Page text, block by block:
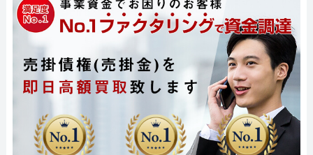
お電話で
お問合せ
査定依頼
052-414-4107
おすすめ記事
ファクタリングで即日資金調